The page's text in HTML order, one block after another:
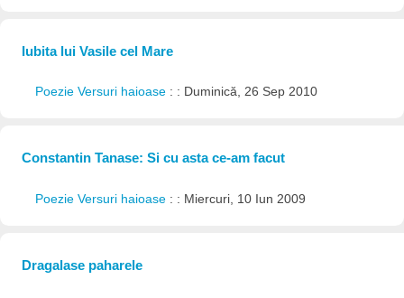
Iubita lui Vasile cel Mare
Poezie Versuri haioase : : Duminică, 26 Sep 2010
Constantin Tanase: Si cu asta ce-am facut
Poezie Versuri haioase : : Miercuri, 10 Iun 2009
Dragalase paharele